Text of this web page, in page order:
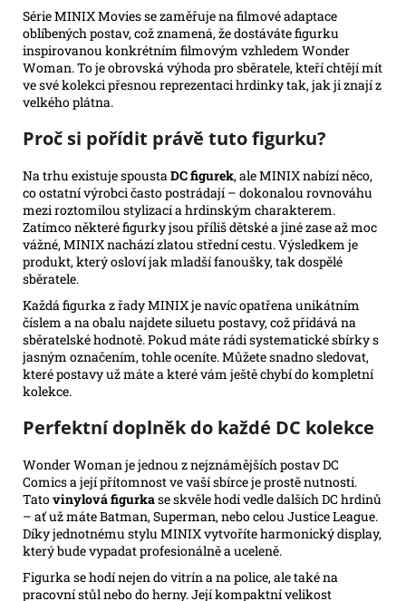
Série MINIX Movies se zaměřuje na filmové adaptace
oblíbených postav, což znamená, že dostáváte figurku
inspirovanou konkrétním filmovým vzhledem Wonder
Woman. To je obrovská výhoda pro sběratele, kteří chtějí mít
ve své kolekci přesnou reprezentaci hrdinky tak, jak ji znají z
velkého plátna.
Proč si pořídit právě tuto figurku?
Na trhu existuje spoustaDC figurek, ale MINIX nabízí něco,
co ostatní výrobci často postrádají – dokonalou rovnováhu
mezi roztomilou stylizací a hrdinským charakterem.
Zatímco některé figurky jsou příliš dětské a jiné zase až moc
vážné, MINIX nachází zlatou střední cestu. Výsledkem je
produkt, který osloví jak mladší fanoušky, tak dospělé
sběratele.
Každá figurka z řady MINIX je navíc opatřena unikátním
číslem a na obalu najdete siluetu postavy, což přidává na
sběratelské hodnotě. Pokud máte rádi systematické sbírky s
jasným označením, tohle oceníte. Můžete snadno sledovat,
které postavy už máte a které vám ještě chybí do kompletní
kolekce.
Perfektní doplněk do každé DC kolekce
Wonder Woman je jednou z nejznámějších postav DC
Comics a její přítomnost ve vaší sbírce je prostě nutností.
Tatovinylová figurkase skvěle hodí vedle dalších DC hrdinů
– ať už máte Batman, Superman, nebo celou Justice League.
Díky jednotnému stylu MINIX vytvoříte harmonický display,
který bude vypadat profesionálně a uceleně.
Figurka se hodí nejen do vitrín a na police, ale také na
pracovní stůl nebo do herny. Její kompaktní velikost